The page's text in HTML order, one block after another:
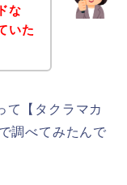
な
いた
て【タクラマカ
調べてみたんで